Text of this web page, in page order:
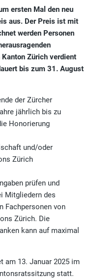
ersten Mal den neu
aus. Der Preis ist mit
werden Personen
Zürich verdient
bis zum 31. August
der Zürcher
jährlich bis zu
Honorierung
und/oder
Zürich
prüfen und
Mitgliedern des
Fachpersonen von
Zürich. Die
kann auf maximal
am 13. Januar 2025 im
statt.